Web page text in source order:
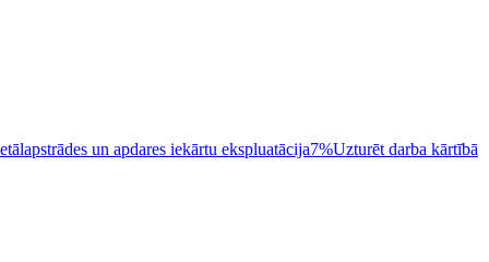
un apdares iekārtu ekspluatācija7%Uzturēt darba kārtībā